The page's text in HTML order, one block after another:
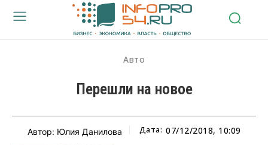
Авто
Перешли на новое
Автор: Юлия Данилова Дата: 07/12/2018, 10:09